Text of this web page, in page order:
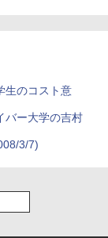
生のコスト意
バー大学の吉村
3/7)